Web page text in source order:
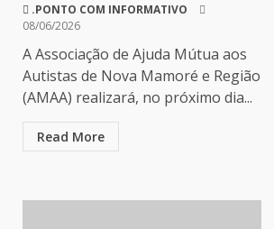
.PONTO COM INFORMATIVO
08/06/2026
A Associação de Ajuda Mútua aos
Autistas de Nova Mamoré e Região
(AMAA) realizará, no próximo dia...
Read More